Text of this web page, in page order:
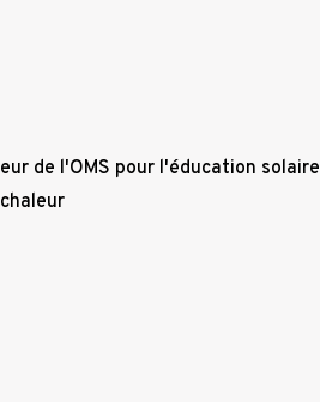
de l'OMS pour l'éducation solaire